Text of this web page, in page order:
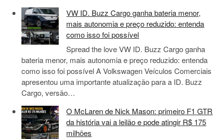
VW ID. Buzz Cargo ganha bateria menor,
mais autonomia e preço reduzido: entenda
como isso foi possível
Spread the love VW ID. Buzz Cargo ganha
bateria menor, mais autonomia e preço reduzido: entenda
como isso foi possível A Volkswagen Veículos Comerciais
apresentou uma importante atualização para a ID. Buzz
Cargo, versão…
O McLaren de Nick Mason: primeiro F1 GTR
da história vai a leilão e pode atingir R$ 175
milhões